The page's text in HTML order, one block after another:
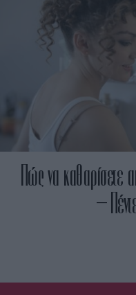
Πώς να καθαρίσετε
–